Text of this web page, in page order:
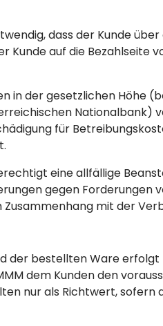
dass der Kunde
Kunde auf die Bezahlseite
in der gesetzlichen Höhe
Nationalbank)
für
eine allfällige
gegen Forderungen
mit der
der bestellten Ware
dem Kunden den
nur als Richtwert, sofern